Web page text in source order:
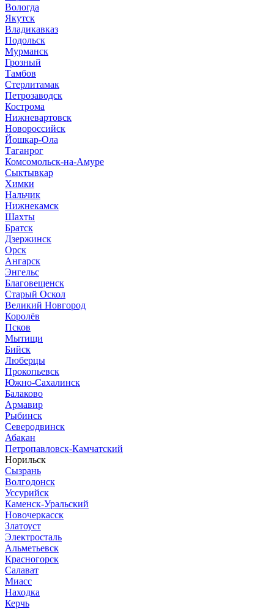
Вологда
Якутск
Владикавказ
Подольск
Мурманск
Грозный
Тамбов
Стерлитамак
Петрозаводск
Кострома
Нижневартовск
Новороссийск
Йошкар-Ола
Таганрог
Комсомольск-на-Амуре
Сыктывкар
Химки
Нальчик
Нижнекамск
Шахты
Братск
Дзержинск
Орск
Ангарск
Энгельс
Благовещенск
Старый Оскол
Великий Новгород
Королёв
Псков
Мытищи
Бийск
Люберцы
Прокопьевск
Южно-Сахалинск
Балаково
Армавир
Рыбинск
Северодвинск
Абакан
Петропавловск-Камчатский
Норильск
Сызрань
Волгодонск
Уссурийск
Каменск-Уральский
Новочеркасск
Златоуст
Электросталь
Альметьевск
Красногорск
Салават
Миасс
Находка
Керчь